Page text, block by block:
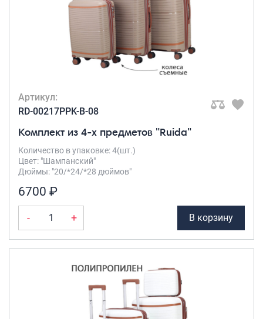
Артикул:
RD-00217PPK-B-08
Комплект из 4-х предметов "Ruida"
Количество в упаковке: 4(шт.)
Цвет: "Шампанский"
Дюймы: "20/*24/*28 дюймов"
6700 ₽
- + В корзину